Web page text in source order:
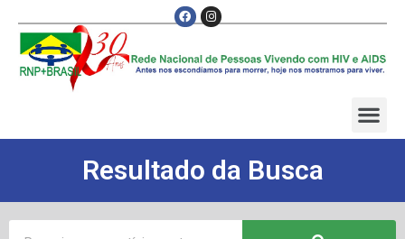
Resultado da Busca